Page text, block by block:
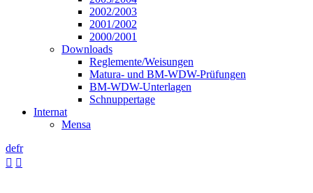
2002/2003
2001/2002
2000/2001
Downloads
Reglemente/Weisungen
Matura- und BM-WDW-Prüfungen
BM-WDW-Unterlagen
Schnuppertage
Internat
Mensa
defr
 